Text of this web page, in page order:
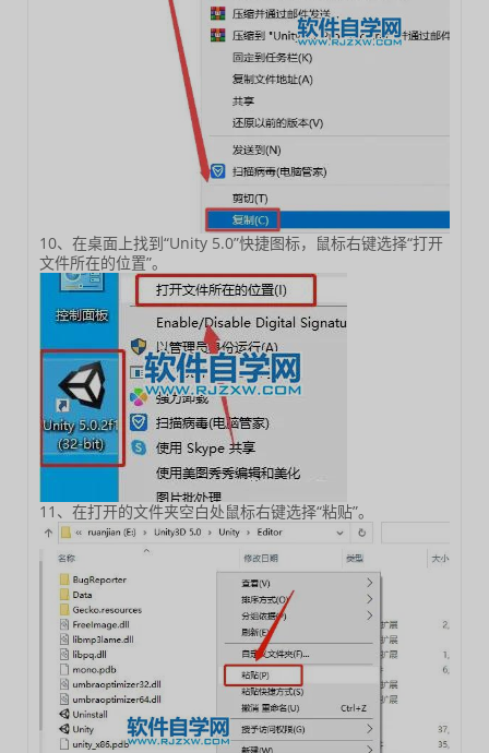
10、在桌面上找到“Unity 5.0”快捷图标，鼠标右键选择“打开
文件所在的位置”。
11、在打开的文件夹空白处鼠标右键选择“粘贴”。